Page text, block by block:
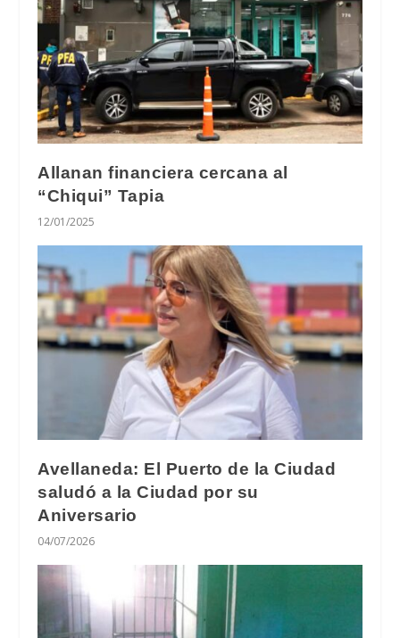
Allanan financiera cercana al
“Chiqui” Tapia
12/01/2025
Avellaneda: El Puerto de la Ciudad
saludó a la Ciudad por su
Aniversario
04/07/2026